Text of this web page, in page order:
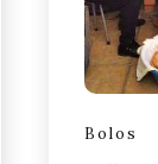
Bolos